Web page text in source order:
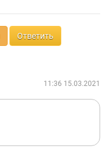
Ответить
11:36 15.03.2021